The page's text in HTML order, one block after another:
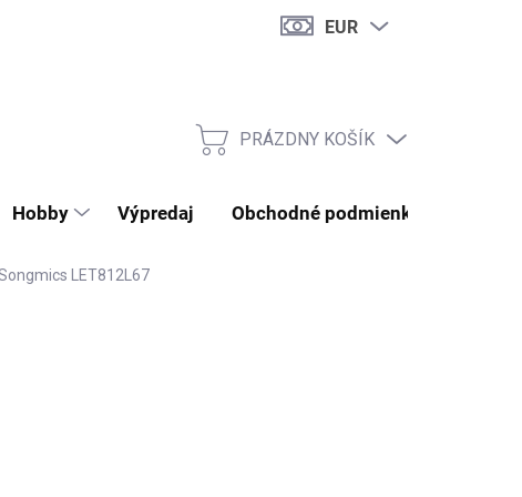
EUR
NÁKUPNÝ KOŠÍK
PRÁZDNY KOŠÍK
Hobby Výpredaj Obchodné podmienky
LET812L67